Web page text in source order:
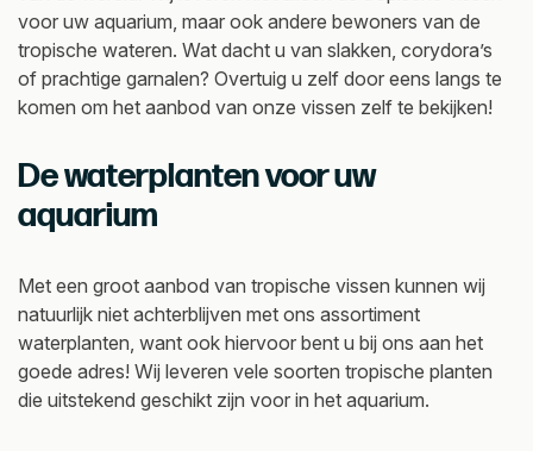
voor uw aquarium, maar ook andere bewoners van de
tropische wateren. Wat dacht u van slakken, corydora’s
of prachtige garnalen? Overtuig u zelf door eens langs te
komen om het aanbod van onze vissen zelf te bekijken!
De waterplanten voor uw
aquarium
Met een groot aanbod van tropische vissen kunnen wij
natuurlijk niet achterblijven met ons assortiment
waterplanten, want ook hiervoor bent u bij ons aan het
goede adres! Wij leveren vele soorten tropische planten
die uitstekend geschikt zijn voor in het aquarium.